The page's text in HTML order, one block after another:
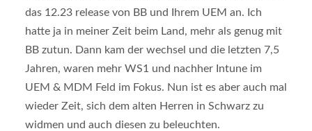
das 12.23 release von BB und Ihrem UEM an. Ich
hatte ja in meiner Zeit beim Land, mehr als genug mit
BB zutun. Dann kam der wechsel und die letzten 7,5
Jahren, waren mehr WS1 und nachher Intune im
UEM & MDM Feld im Fokus. Nun ist es aber auch mal
wieder Zeit, sich dem alten Herren in Schwarz zu
widmen und auch diesen zu beleuchten.